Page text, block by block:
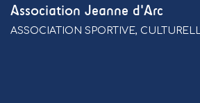
Association Jeanne d'Arc
ASSOCIATION SPORTIVE,